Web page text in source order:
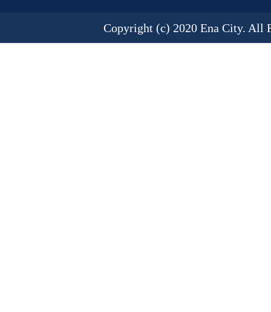
Copyright (c) 2020 Ena City. All